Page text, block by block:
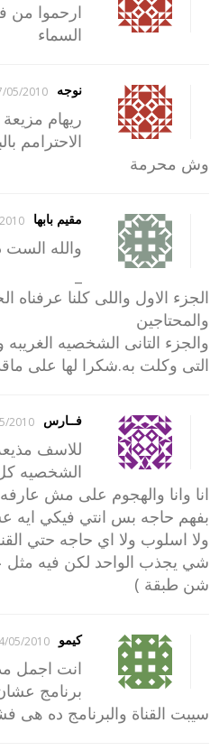
ارحموا من
السماء
نوجه 2010 12:25
ريهام
الاحترامم
وش محرمة
مقيم بابها 07:28
والله
الجزء الاول واللى كلنا عرفناه
والمحتاجين
والجزء التانى الشخصيه الغريبه
التى وكلت به.شكرا لها على
فــارس 16:19
للاسف
الشخصيه
انا وانا والهجوم على مش عارفه
بفهم حاجه بس انتي فيكي ايه
ولا اسلوب ولا اي حاجه حتي
شي يجذب الواحد لكن فيه مثل
شن طبقة )
كيمو 05/2010 00:15
انت اجمل
برنامج
سيبت القناة والبرنامج ده هى